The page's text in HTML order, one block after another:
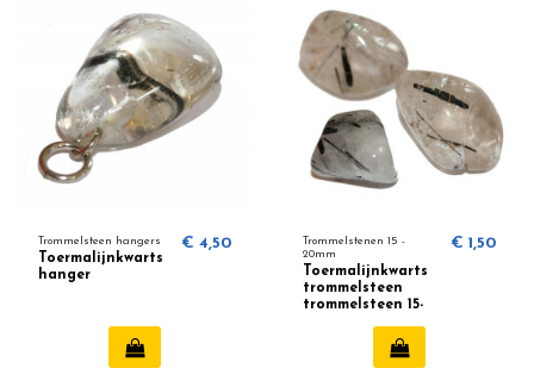
Trommelsteen hangers
Toermalijnkwarts
hanger
€ 4,50
Trommelstenen 15 -
20mm
Toermalijnkwarts
trommelsteen
trommelsteen 15-
€ 1,50